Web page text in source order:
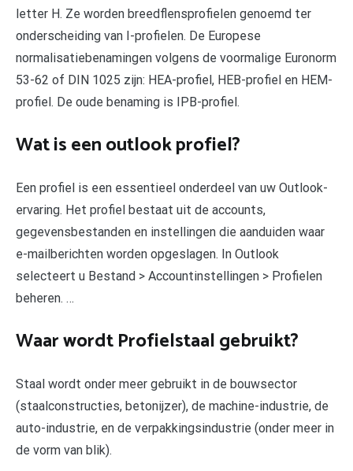
letter H. Ze worden breedflensprofielen genoemd ter
onderscheiding van I-profielen. De Europese
normalisatiebenamingen volgens de voormalige Euronorm
53-62 of DIN 1025 zijn: HEA-profiel, HEB-profiel en HEM-
profiel. De oude benaming is IPB-profiel.
Wat is een outlook profiel?
Een profiel is een essentieel onderdeel van uw Outlook-
ervaring. Het profiel bestaat uit de accounts,
gegevensbestanden en instellingen die aanduiden waar
e-mailberichten worden opgeslagen. In Outlook
selecteert u Bestand > Accountinstellingen > Profielen
beheren. …
Waar wordt Profielstaal gebruikt?
Staal wordt onder meer gebruikt in de bouwsector
(staalconstructies, betonijzer), de machine-industrie, de
auto-industrie, en de verpakkingsindustrie (onder meer in
de vorm van blik).